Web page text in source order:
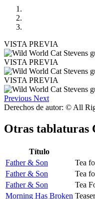
VISTA PREVIA
VISTA PREVIA
VISTA PREVIA
Previous Next
Derechos de autor: © All
Otras tablaturas
Título
Father & Son
Tea
Father & Son
Tea
Father & Son
Tea
Morning Has Broken